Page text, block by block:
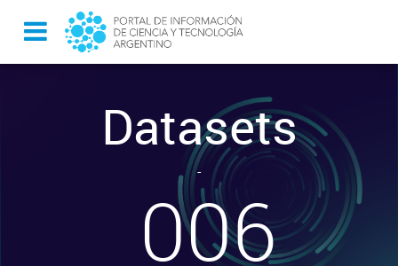
Datasets
-
006